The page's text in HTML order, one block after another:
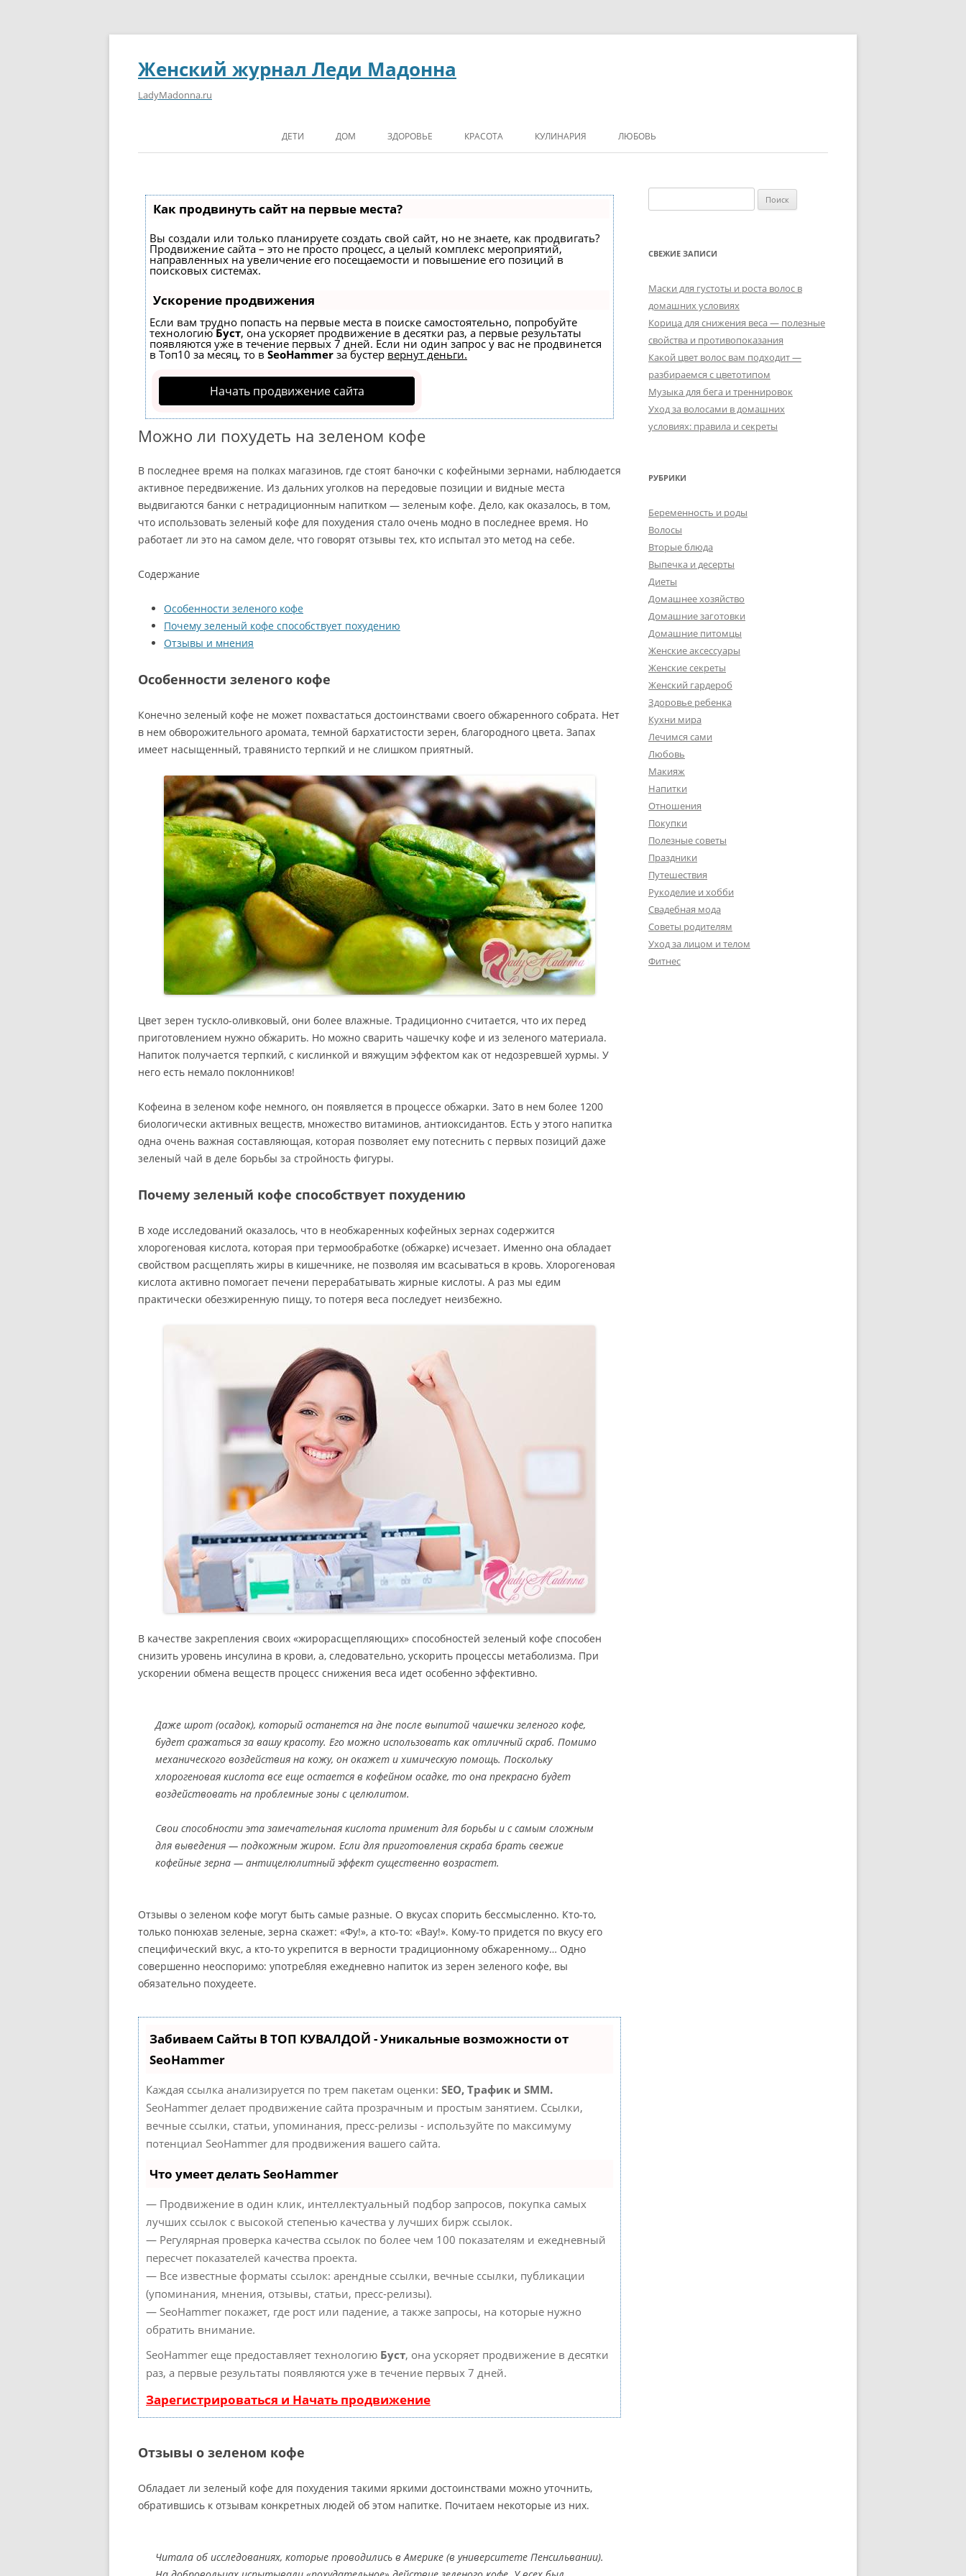
Женский журнал Леди Мадонна
LadyMadonna.ru
ДЕТИ ДОМ ЗДОРОВЬЕ КРАСОТА КУЛИНАРИЯ ЛЮБОВЬ
Как продвинуть сайт на первые места?
Вы создали или только планируете создать свой сайт, но не знаете, как продвигать?
Продвижение сайта – это не просто процесс, а целый комплекс мероприятий,
направленных на увеличение его посещаемости и повышение его позиций в
поисковых системах.
Ускорение продвижения
Если вам трудно попасть на первые места в поиске самостоятельно, попробуйте
технологиюБуст, она ускоряет продвижение в десятки раз, а первые результаты
появляются уже в течение первых 7 дней. Если ни один запрос у вас не продвинется
в Топ10 за месяц, то в SeoHammer за бустер вернут деньги.
Начать продвижение сайта
Можно ли похудеть на зеленом кофе
В последнее время на полках магазинов, где стоят баночки с кофейными зернами, наблюдается
активное передвижение. Из дальних уголков на передовые позиции и видные места
выдвигаются банки с нетрадиционным напитком — зеленым кофе. Дело, как оказалось, в том,
что использовать зеленый кофе для похудения стало очень модно в последнее время. Но
работает ли это на самом деле, что говорят отзывы тех, кто испытал это метод на себе.
Содержание
Особенности зеленого кофе
Почему зеленый кофе способствует похудению
Отзывы и мнения
Особенности зеленого кофе
Конечно зеленый кофе не может похвастаться достоинствами своего обжаренного собрата. Нет
в нем обворожительного аромата, темной бархатистости зерен, благородного цвета. Запах
имеет насыщенный, травянисто терпкий и не слишком приятный.
Цвет зерен тускло-оливковый, они более влажные. Традиционно считается, что их перед
приготовлением нужно обжарить. Но можно сварить чашечку кофе и из зеленого материала.
Напиток получается терпкий, с кислинкой и вяжущим эффектом как от недозревшей хурмы. У
него есть немало поклонников!
Кофеина в зеленом кофе немного, он появляется в процессе обжарки. Зато в нем более 1200
биологически активных веществ, множество витаминов, антиоксидантов. Есть у этого напитка
одна очень важная составляющая, которая позволяет ему потеснить с первых позиций даже
зеленый чай в деле борьбы за стройность фигуры.
Почему зеленый кофе способствует похудению
В ходе исследований оказалось, что в необжаренных кофейных зернах содержится
хлорогеновая кислота, которая при термообработке (обжарке) исчезает. Именно она обладает
свойством расщеплять жиры в кишечнике, не позволяя им всасываться в кровь. Хлорогеновая
кислота активно помогает печени перерабатывать жирные кислоты. А раз мы едим
практически обезжиренную пищу, то потеря веса последует неизбежно.
В качестве закрепления своих «жирорасщепляющих» способностей зеленый кофе способен
снизить уровень инсулина в крови, а, следовательно, ускорить процессы метаболизма. При
ускорении обмена веществ процесс снижения веса идет особенно эффективно.
Даже шрот (осадок), который останется на дне после выпитой чашечки зеленого кофе,
будет сражаться за вашу красоту. Его можно использовать как отличный скраб. Помимо
механического воздействия на кожу, он окажет и химическую помощь. Поскольку
хлорогеновая кислота все еще остается в кофейном осадке, то она прекрасно будет
воздействовать на проблемные зоны с целюлитом.
Свои способности эта замечательная кислота применит для борьбы и с самым сложным
для выведения — подкожным жиром. Если для приготовления скраба брать свежие
кофейные зерна — антицелюлитный эффект существенно возрастет.
Отзывы о зеленом кофе могут быть самые разные. О вкусах спорить бессмысленно. Кто-то,
только понюхав зеленые, зерна скажет: «Фу!», а кто-то: «Вау!». Кому-то придется по вкусу его
специфический вкус, а кто-то укрепится в верности традиционному обжаренному… Одно
совершенно неоспоримо: употребляя ежедневно напиток из зерен зеленого кофе, вы
обязательно похудеете.
Забиваем Сайты В ТОП КУВАЛДОЙ - Уникальные возможности от
SeoHammer
Каждая ссылка анализируется по трем пакетам оценки: SEO, Трафик и SMM.
SeoHammer делает продвижение сайта прозрачным и простым занятием. Ссылки,
вечные ссылки, статьи, упоминания, пресс-релизы - используйте по максимуму
потенциал SeoHammer для продвижения вашего сайта.
Что умеет делать SeoHammer
— Продвижение в один клик, интеллектуальный подбор запросов, покупка самых
лучших ссылок с высокой степенью качества у лучших бирж ссылок.
— Регулярная проверка качества ссылок по более чем 100 показателям и ежедневный
пересчет показателей качества проекта.
— Все известные форматы ссылок: арендные ссылки, вечные ссылки, публикации
(упоминания, мнения, отзывы, статьи, пресс-релизы).
— SeoHammer покажет, где рост или падение, а также запросы, на которые нужно
обратить внимание.
SeoHammer еще предоставляет технологию Буст, она ускоряет продвижение в десятки
раз, а первые результаты появляются уже в течение первых 7 дней.
Зарегистрироваться и Начать продвижение
Отзывы о зеленом кофе
Обладает ли зеленый кофе для похудения такими яркими достоинствами можно уточнить,
обратившись к отзывам конкретных людей об этом напитке. Почитаем некоторые из них.
Читала об исследованиях, которые проводились в Америке (в университете Пенсильвании).
СВЕЖИЕ ЗАПИСИ
Маски для густоты и роста волос в
домашних условиях
Корица для снижения веса — полезные
свойства и противопоказания
Какой цвет волос вам подходит —
разбираемся с цветотипом
Музыка для бега и треннировок
Уход за волосами в домашних
условиях: правила и секреты
РУБРИКИ
Беременность и роды
Волосы
Вторые блюда
Выпечка и десерты
Диеты
Домашнее хозяйство
Домашние заготовки
Домашние питомцы
Женские аксессуары
Женские секреты
Женский гардероб
Здоровье ребенка
Кухни мира
Лечимся сами
Любовь
Макияж
Напитки
Отношения
Покупки
Полезные советы
Праздники
Путешествия
Рукоделие и хобби
Свадебная мода
Советы родителям
Уход за лицом и телом
Фитнес